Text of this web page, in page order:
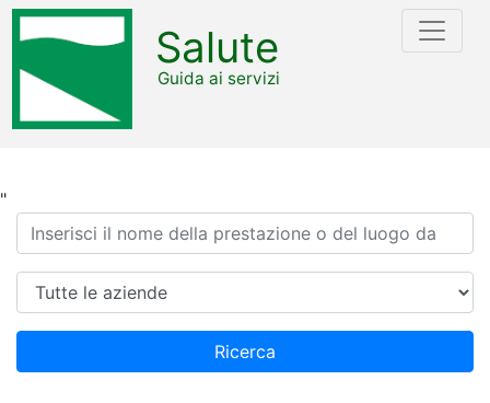
"
Salute
Guida ai servizi
Ricerca
Azienda
Ricerca